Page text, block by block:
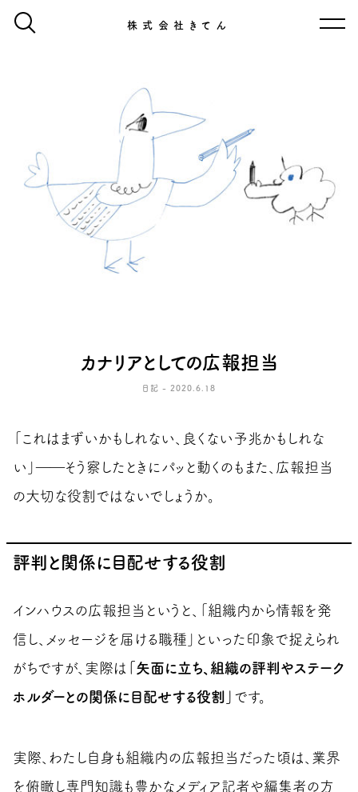
株式会社きてん
カナリアとしての広報担当
日記 - 2020.6.18
「これはまずいかもしれない、良くない予兆かもしれな
い」――そう察したときにパッと動くのもまた、広報担当
の大切な役割ではないでしょうか。
評判と関係に目配せする役割
インハウスの広報担当というと、「組織内から情報を発
信し、メッセージを届ける職種」といった印象で捉えられ
がちですが、実際は 「矢面に立ち、組織の評判やステーク
ホルダーとの関係に目配せする役割」 です。
実際、わたし自身も組織内の広報担当だった頃は、業界
を俯瞰し専門知識も豊かなメディア記者や編集者の方